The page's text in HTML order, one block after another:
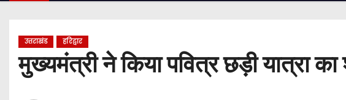
उत्तराखंड हरिद्वार
मुख्यमंत्री ने किया पवित्र छड़ी यात्रा